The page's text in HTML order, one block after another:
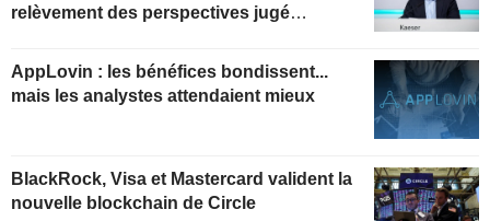
relèvement des perspectives jugé
actuelles
AppLovin : les bénéfices bondissent...
mais les analystes attendaient mieux
BlackRock, Visa et Mastercard valident la
nouvelle blockchain de Circle